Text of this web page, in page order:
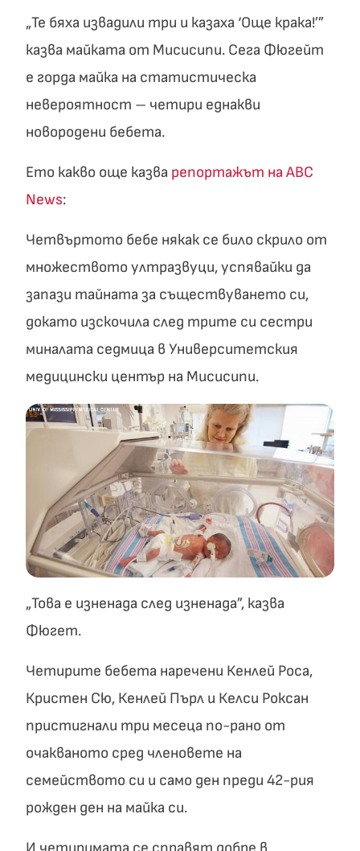
„Те бяха извадили три и казаха ‘Още крака!’”
казва майката от Мисисипи. Сега Фюгейт
е горда майка на статистическа
невероятност – четири еднакви
новородени бебета.
Ето какво още казва репортажът на ABC
News:
Четвъртото бебе някак се било скрило от
множеството ултразвуци, успявайки да
запази тайната за съществуването си,
докато изскочила след трите си сестри
миналата седмица в Университетския
медицински център на Мисисипи.
„Това е изненада след изненада”, казва
Фюгет.
Четирите бебета наречени Кенлей Роса,
Кристен Сю, Кенлей Пърл и Келси Роксан
пристигнали три месеца по-рано от
очакваното сред членовете на
семейството си и само ден преди 42-рия
рожден ден на майка си.